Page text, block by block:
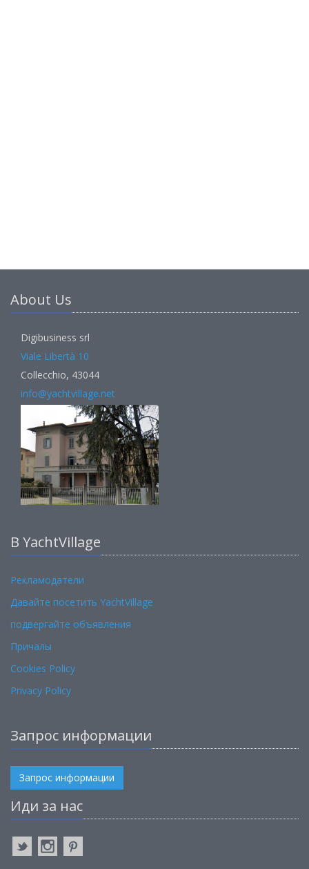
About Us
Digibusiness srl
Viale Libertà 10
Collecchio, 43044
info@yachtvillage.net
В YachtVillage
Рекламодатели
Давайте посетить YachtVillage
подвергайте объявления
Причалы
Cookies Policy
Privacy Policy
Запрос информации
Запрос информации
Иди за нас